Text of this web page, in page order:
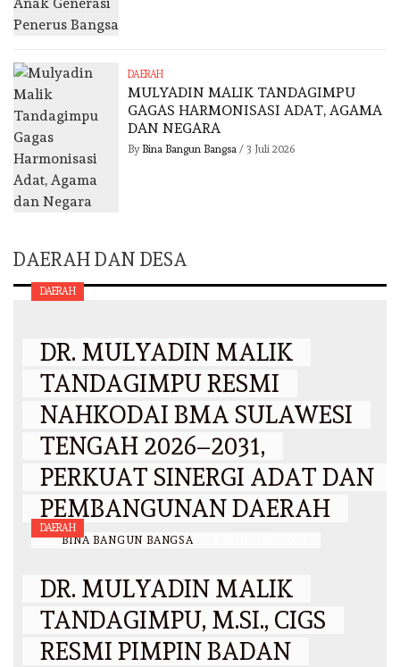
DAERAH
MULYADIN MALIK TANDAGIMPU
GAGAS HARMONISASI ADAT, AGAMA
DAN NEGARA
By Bina Bangun Bangsa/ 3 Juli 2026
DAERAH DAN DESA
DAERAH
DR. MULYADIN MALIK
TANDAGIMPU RESMI
NAHKODAI BMA SULAWESI
TENGAH 2026–2031,
PERKUAT SINERGI ADAT DAN
PEMBANGUNAN DAERAH
BY BINA BANGUN BANGSA
DAERAH
DR. MULYADIN MALIK
TANDAGIMPU, M.SI., CIGS
RESMI PIMPIN BADAN